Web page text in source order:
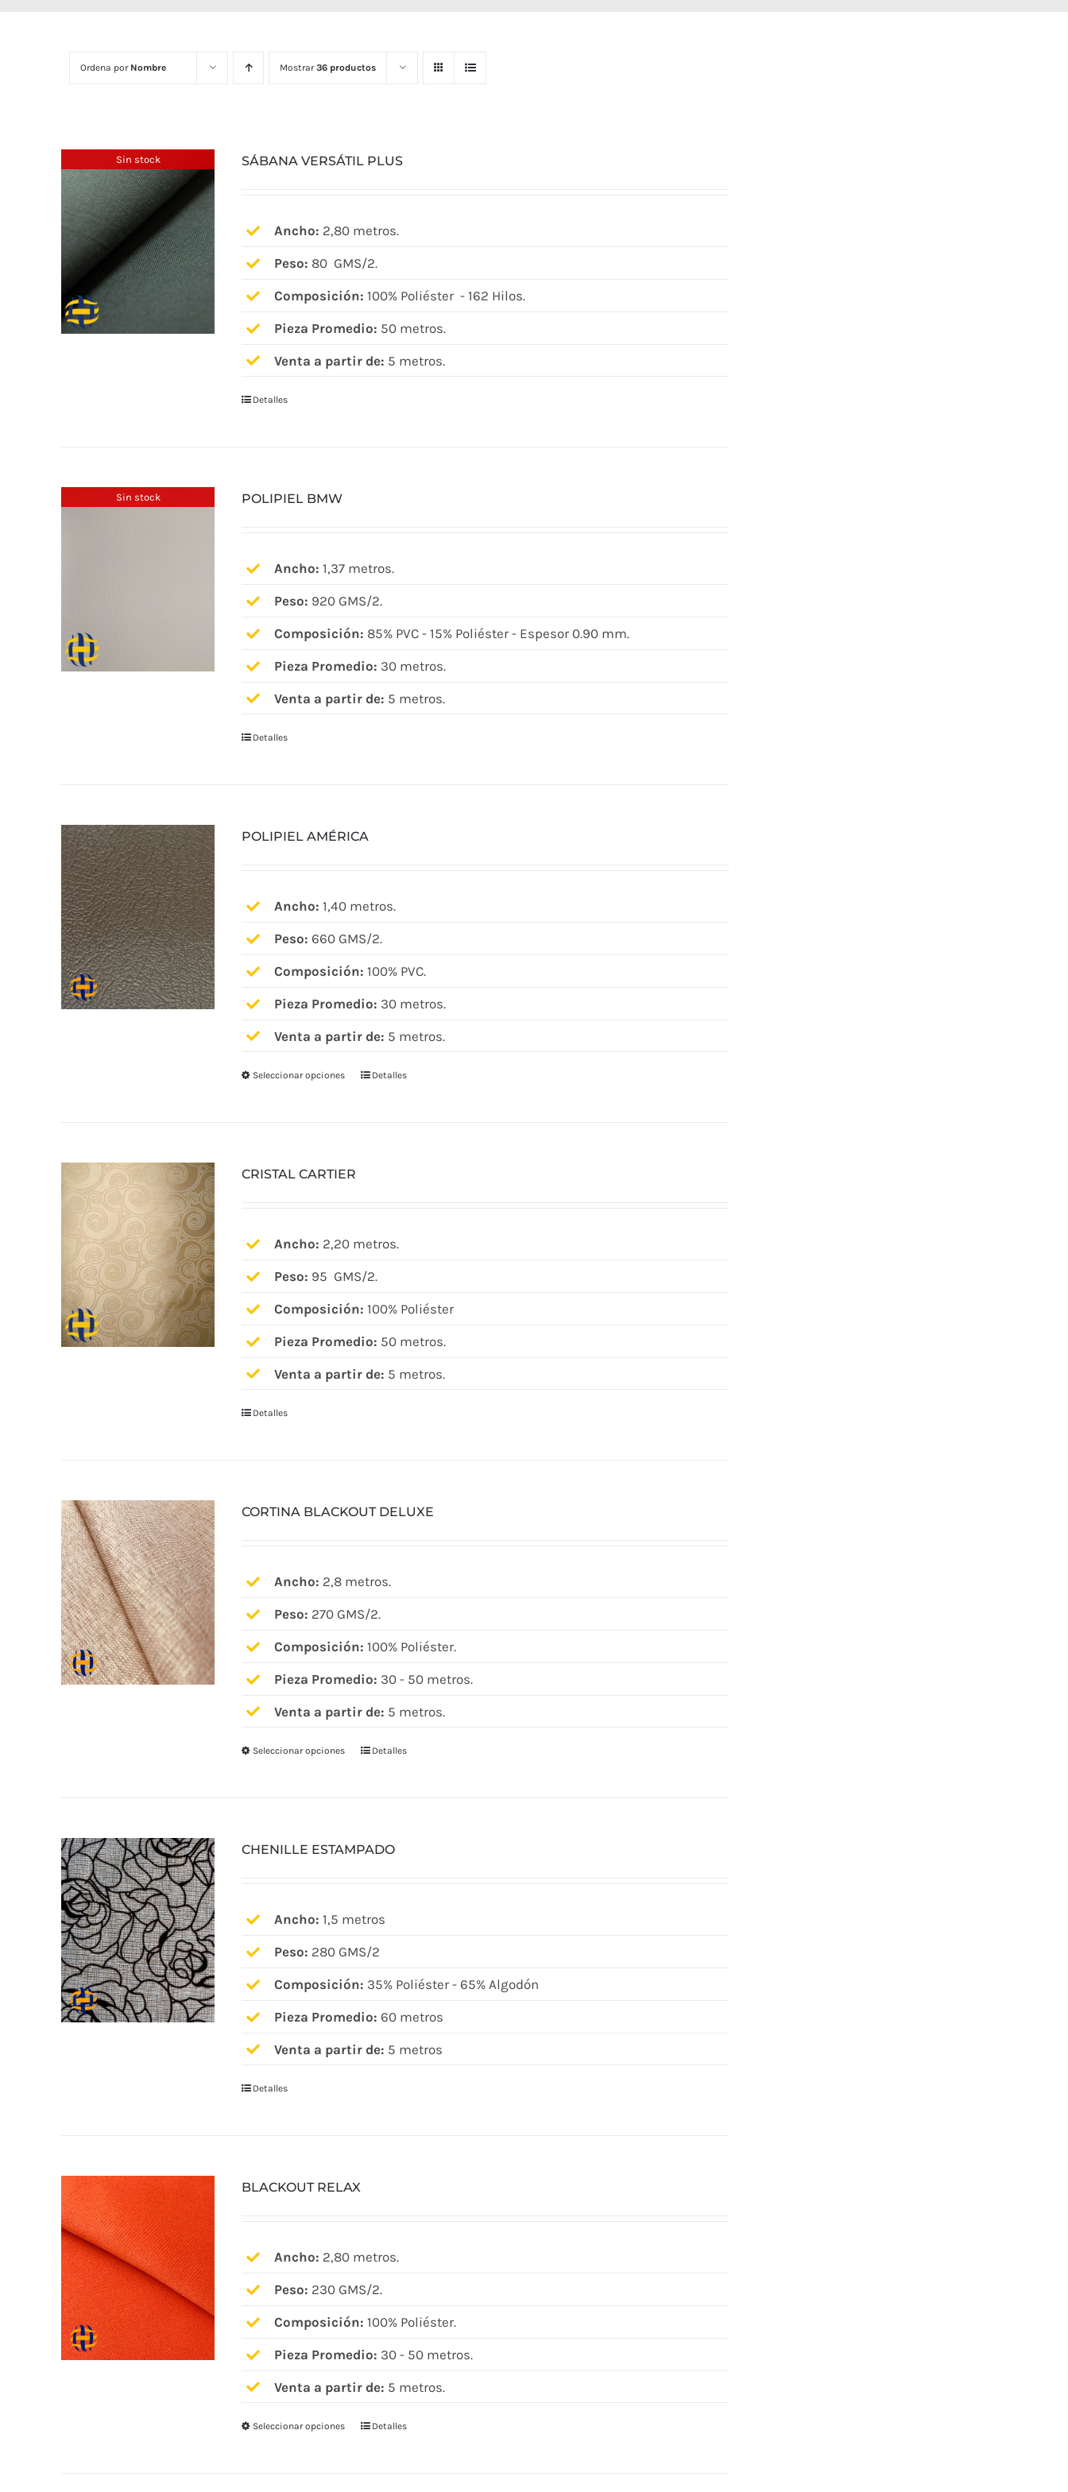
Ordena por Nombre Mostrar36 productos
Sin stock SÁBANA VERSÁTIL PLUS
Ancho: 2,80 metros.
Peso: 80 GMS/2.
Composición: 100% Poliéster - 162 Hilos.
Pieza Promedio: 50 metros.
Venta a partir de: 5 metros.
Detalles
Sin stock POLIPIEL BMW
Ancho: 1,37 metros.
Peso: 920 GMS/2.
Composición: 85% PVC - 15% Poliéster - Espesor 0.90 mm.
Pieza Promedio: 30 metros.
Venta a partir de: 5 metros.
Detalles
POLIPIEL AMÉRICA
Ancho: 1,40 metros.
Peso: 660 GMS/2.
Composición: 100% PVC.
Pieza Promedio: 30 metros.
Venta a partir de: 5 metros.
Seleccionar opciones
Este
elegir
página
de
Detalles
CRISTAL CARTIER
Ancho: 2,20 metros.
Peso: 95 GMS/2.
Composición: 100% Poliéster
Pieza Promedio: 50 metros.
Venta a partir de: 5 metros.
Detalles
CORTINA BLACKOUT DELUXE
Ancho: 2,8 metros.
Peso: 270 GMS/2.
Composición: 100% Poliéster.
Pieza Promedio: 30 - 50 metros.
Venta a partir de: 5 metros.
Seleccionar opciones
Este
variantes.
elegir
página
de
Detalles
CHENILLE ESTAMPADO
Ancho: 1,5 metros
Peso: 280 GMS/2
Composición: 35% Poliéster - 65% Algodón
Pieza Promedio: 60 metros
Venta a partir de: 5 metros
Detalles
BLACKOUT RELAX
Ancho: 2,80 metros.
Peso: 230 GMS/2.
Composición: 100% Poliéster.
Pieza Promedio: 30 - 50 metros.
Venta a partir de: 5 metros.
Seleccionar opciones
EsteDetalles